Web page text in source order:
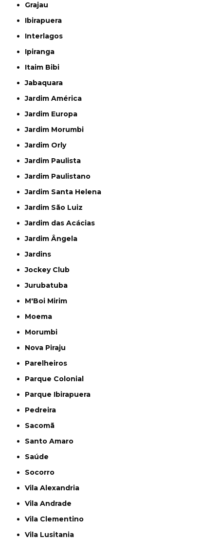
Grajau
Ibirapuera
Interlagos
Ipiranga
Itaim Bibi
Jabaquara
Jardim América
Jardim Europa
Jardim Morumbi
Jardim Orly
Jardim Paulista
Jardim Paulistano
Jardim Santa Helena
Jardim São Luiz
Jardim das Acácias
Jardim Ângela
Jardins
Jockey Club
Jurubatuba
M'Boi Mirim
Moema
Morumbi
Nova Piraju
Parelheiros
Parque Colonial
Parque Ibirapuera
Pedreira
Sacomã
Santo Amaro
Saúde
Socorro
Vila Alexandria
Vila Andrade
Vila Clementino
Vila Lusitania